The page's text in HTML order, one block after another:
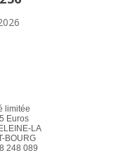
limitée
Euros
LA
BOURG
248 089